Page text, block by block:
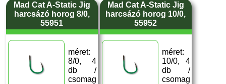
Mad Cat A-Static Jig
harcsázó horog 8/0,
55951
méret:
8/0, 4
db /
csomag
Mad Cat A-Static Jig
harcsázó horog 10/0,
55952
méret:
10/0, 4
db /
csomag